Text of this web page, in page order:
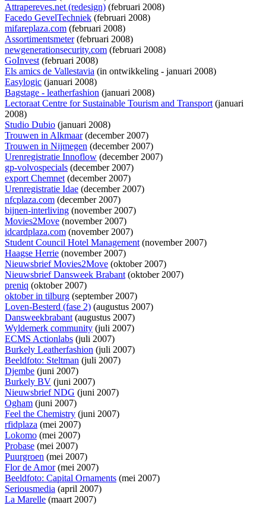
Attrapereves.net (redesign) (februari 2008)
Facedo GevelTechniek (februari 2008)
mifareplaza.com (februari 2008)
Assortimentsmeter(februari 2008)
newgenerationsecurity.com (februari 2008)
GoInvest(februari 2008)
Els amics de Vallestavia (in ontwikkeling - januari 2008)
Easylogic (januari 2008)
Bagstage - leatherfashion (januari 2008)
Lectoraat Centre for Sustainable Tourism and Transport(januari
2008)
Studio Dubio (januari 2008)
Trouwen in Alkmaar(december 2007)
Trouwen in Nijmegen (december 2007)
Urenregistratie Innoflow (december 2007)
gp-volvospecials (december 2007)
export Chemnet(december 2007)
Urenregistratie Idae (december 2007)
nfcplaza.com (december 2007)
bijnen-interliving (november 2007)
Movies2Move (november 2007)
idcardplaza.com (november 2007)
Student Council Hotel Management(november 2007)
Haagse Herrie (november 2007)
Nieuwsbrief Movies2Move (oktober 2007)
Nieuwsbrief Dansweek Brabant(oktober 2007)
preniq (oktober 2007)
oktober in tilburg (september 2007)
Loven-Besterd (fase 2) (augustus 2007)
Dansweekbrabant(augustus 2007)
Wyldemerk community (juli 2007)
ECMS Actionlabs (juli 2007)
Burkely Leatherfashion (juli 2007)
Beeldfoto: Steltman (juli 2007)
Djembe (juni 2007)
Burkely BV (juni 2007)
Nieuwsbrief NDG (juni 2007)
Ogham (juni 2007)
Feel the Chemistry (juni 2007)
rfidplaza (mei 2007)
Lokomo (mei 2007)
Probase (mei 2007)
Puurgroen (mei 2007)
Flor de Amor(mei 2007)
Beeldfoto: Capital Ornaments (mei 2007)
Seriousmedia (april 2007)
La Marelle (maart 2007)